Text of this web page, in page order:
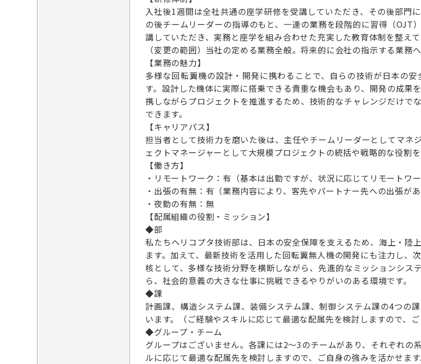
入社後1週間は全社共通の座学研修を受講していただき、その後部門
の後チームリーダーの指導のもと、一連の業務を段階的に習得（OJT
講していただき、実務と座学を組み合わせた充実した教育体制を整えて
（変更の範囲）当社の定める業務全般。将来的に会社の指示する業務
【業務の魅力】
多様な回転翼機の設計・開発に携わることで、自らの技術が日本の
す。設計した機体に実際に搭乗できる貴重な機会もあり、開発の成果
携しながらプロジェクトを推進するため、技術的なチャレンジだけで
できます。
【キャリアパス】
担当者として技術力を磨いた後は、主任やチームリーダーとしてマネ
ェクトマネージャーとして大規模プロジェクトの統括や戦略的な役割
【働き方】
・リモートワーク：有（基本は出勤ですが、状況に応じてリモートワ
・出張の有無：有（業務内容により、客先やパートナー先への出張があ
・夜勤の有無：無
【配属組織の役割・ミッション】
◆部
私たちヘリコプタ技術部は、日本の安全保障を支えるため、海上・陸
ます。加えて、最新技術を活用した回転翼無人機の開発にも注力し、
核として、多様な技術分野を横断しながら、先進的なミッションシス
ら、社会的意義の大きな仕事に挑戦できるやりがいのある環境です。
◆課
計画課、構造システム課、装備システム課、制御システム課の4つの
います。（ご経験やスキルに応じて最適な配属先を検討しますので、ご
◆グループ・チーム
グループはございません。各課には2～3のチームがあり、それぞれの
ルに応じて最適な配属先を検討しますので、ご自身の強みを活かせます